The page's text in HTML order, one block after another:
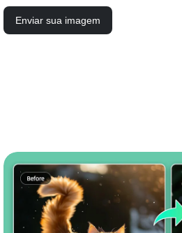
Enviar sua imagem